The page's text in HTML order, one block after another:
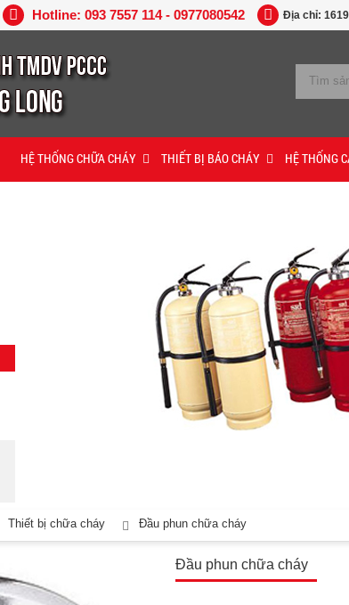
Hotline: 093 7557 114 - 0977080542 Địa chỉ: 1619
HỆ THỐNG CHỮA CHÁY THIẾT BỊ BÁO CHÁY HỆ THỐNG
Thiết bị chữa cháy Đầu phun chữa cháy
Đầu phun chữa cháy